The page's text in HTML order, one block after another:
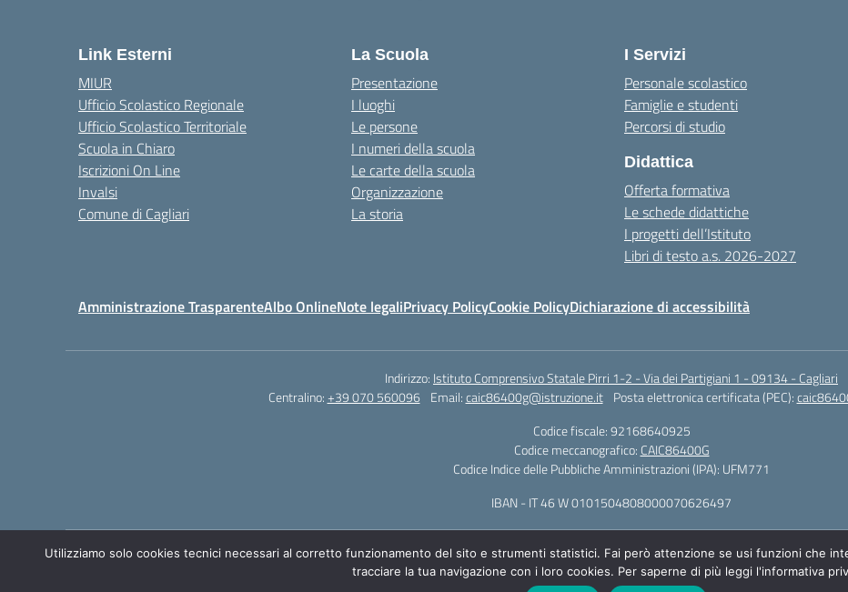
Link Esterni
MIUR
Ufficio Scolastico Regionale
Ufficio Scolastico Territoriale
Scuola in Chiaro
Iscrizioni On Line
Invalsi
Comune di Cagliari
La Scuola
Presentazione
I luoghi
Le persone
I numeri della scuola
Le carte della scuola
Organizzazione
La storia
I Servizi
Personale scolastico
Famiglie e studenti
Percorsi di studio
Didattica
Offerta formativa
Le schede didattiche
I progetti dell’Istituto
Libri di testo a.s. 2026-2027
Amministrazione TrasparenteAlbo OnlineNote legaliPrivacy PolicyCookie PolicyDichiarazione di accessibilità
Indirizzo: Istituto Comprensivo Statale Pirri 1-2 - Via dei Partigiani 1 - 09134 - Cagliari
Centralino:+39 070 560096 Email:caic86400g@istruzione.it Posta elettronica certificata (PEC):
Codice fiscale: 92168640925
Codice meccanografico: CAIC86400G
Codice Indice delle Pubbliche Amministrazioni (IPA): UFM771
IBAN - IT 46 W 0101504808000070626497
Utilizziamo solo cookies tecnici necessari al corretto funzionamento del sito e strumenti statistici. Fai però attenzione se usi funzioni che
tracciare la tua navigazione con i loro cookies. Per saperne di più leggi l'informativa